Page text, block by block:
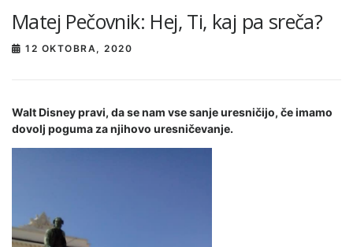
Matej Pečovnik: Hej, Ti, kaj pa sreča?
12 OKTOBRA, 2020
Walt Disney pravi, da se nam vse sanje uresničijo, če imamo
dovolj poguma za njihovo uresničevanje.